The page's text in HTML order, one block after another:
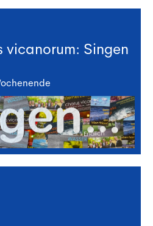
vicanorum: Singen